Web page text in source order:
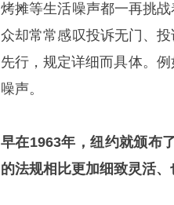
烤摊等生活噪声都一再挑
众却常常感叹投诉无门、
先行，规定详细而具体。
噪声。
早在1963年，纽约就颁布
的法规相比更加细致灵活、